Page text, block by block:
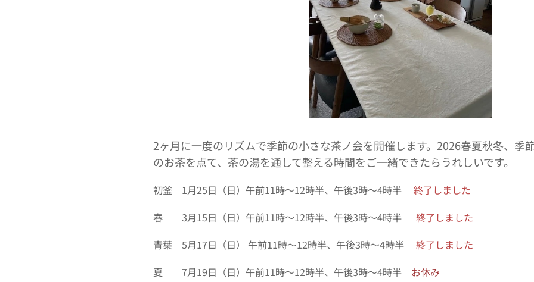
2ヶ月に一度のリズムで季節の小さな茶ノ会を開催します。2026春夏秋冬、季
のお茶を点て、茶の湯を通して整える時間をご一緒できたらうれしいです。
初釜 1月25日（日）午前11時～12時半、午後3時～4時半
終了しました
春 3月15日（日）午前11時～12時半、午後3時～4時半 終了しました
青葉 5月17日（日） 午前11時～12時半、午後3時～4時半
終了しました
夏 7月19日（日）午前11時～12時半、午後3時～4時半 お休み